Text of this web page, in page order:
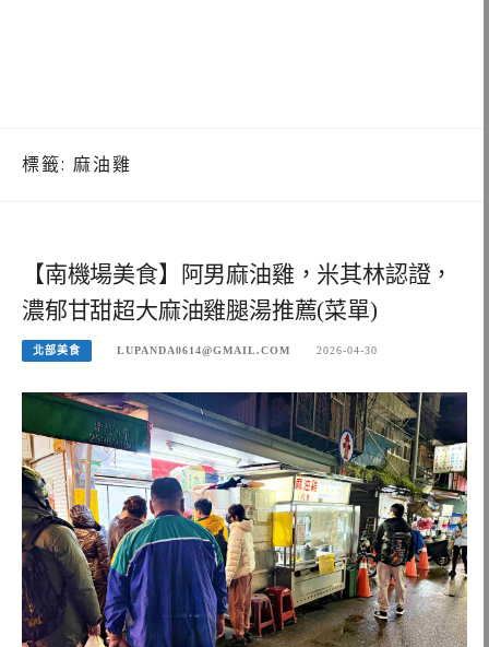
標籤: 麻油雞
【南機場美食】阿男麻油雞，米其林認證，
濃郁甘甜超大麻油雞腿湯推薦(菜單)
北部美食 LUPANDA0614@GMAIL.COM 2026-04-30